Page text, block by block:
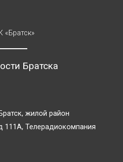
«Братск»
Братска
жилой район
111А, Телерадиокомпания